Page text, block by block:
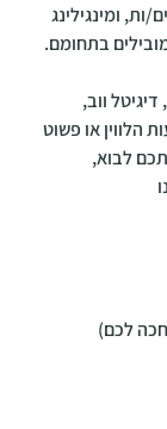
ות, ומינגילינג
בתחומם.
ווב,
הלווין או פשוט
לבוא,
לכם)